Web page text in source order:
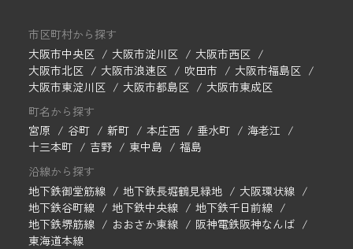
市区町村から探す
大阪市中央区
大阪市淀川区
大阪市西区
大阪市北区
大阪市浪速区 吹田市
大阪市福島区
大阪市東淀川区
大阪市都島区
大阪市東成区
町名から探す
宮原
谷町 新町 本庄西 垂水町
海老江
十三本町
吉野 東中島
福島
沿線から探す
地下鉄御堂筋線
地下鉄長堀鶴見緑地
大阪環状線
地下鉄谷町線
地下鉄中央線
地下鉄千日前線
地下鉄堺筋線
おおさか東線
阪神電鉄阪神なんば
東海道本線